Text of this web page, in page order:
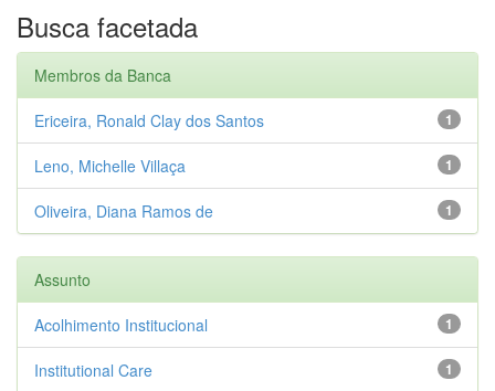
Busca facetada
Membros da Banca
1
Ericeira, Ronald Clay dos Santos
1
Leno, Michelle Villaça
1
Oliveira, Diana Ramos de
Assunto
1
Acolhimento Institucional
1
Institutional Care